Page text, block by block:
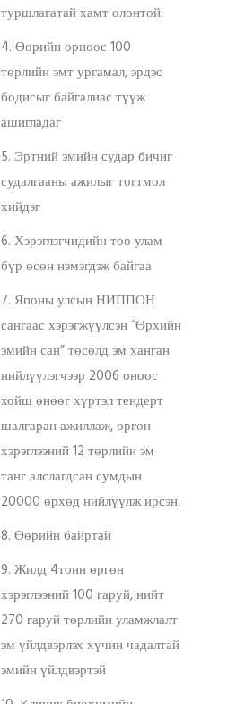
туршлагатай хамт олонтой
4. Өөрийн орноос 100
төрлийн эмт ургамал, эрдэс
бодисыг байгалиас түүж
ашигладаг
5. Эртний эмийн судар бичиг
судалгааны ажилыг тогтмол
хийдэг
6. Хэрэглэгчидийн тоо улам
бүр өсөн нэмэгдэж байгаа
7. Японы улсын НИППОН
сангаас хэрэгжүүлсэн “Өрхийн
эмийн сан” төсөлд эм ханган
нийлүүлэгчээр 2006 оноос
хойш өнөөг хүртэл тендерт
шалгаран ажиллаж, өргөн
хэрэглээний 12 төрлийн эм
танг алслагдсан сумдын
20000 өрхөд нийлүүлж ирсэн.
8. Өөрийн байртай
9. Жилд 4тонн өргөн
хэрэглээний 100 гаруй, нийт
270 гаруй төрлийн уламжлалт
эм үйлдвэрлэх хүчин чадалтай
эмийн үйлдвэртэй